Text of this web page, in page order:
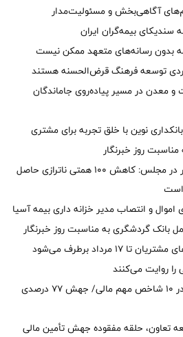
آگاهی‌بخش و مسئولیت‌مدار
بیمه‌گران ایران
بدون رسانه‌های متعهد ممکن نیست
توسعه فرهنگ قرض‌الحسنه هستند
در مسیر پیاده‌روی جاماندگان
نوین با خلق تجربه برای مشتری
روز خبرنگار
نماینده مردم خلخال و کوثر در مجلس: کاهش ۱۰۰ همتی ناترازی حاصل
و انتصاب مدیر خزانه داری بیمه آسیا
بانک گردشگری به مناسبت روز خبرنگار
مرداد برطرف می‌شود
را روایت می‌کنند
جایگاه نخست بانك ملت در 10 شاخص مهم مالی/ جهش 77 درصدی
تعاون، حلقه مفقوده جهش تأمین مالی